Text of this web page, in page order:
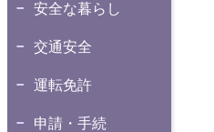
安全な暮らし
交通安全
運転免許
申請・手続